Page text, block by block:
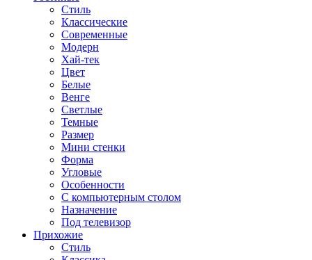
Стиль
Классические
Современные
Модерн
Хай-тек
Цвет
Белые
Венге
Светлые
Темные
Размер
Мини стенки
Форма
Угловые
Особенности
С компьютерным столом
Назначение
Под телевизор
Прихожие
Стиль